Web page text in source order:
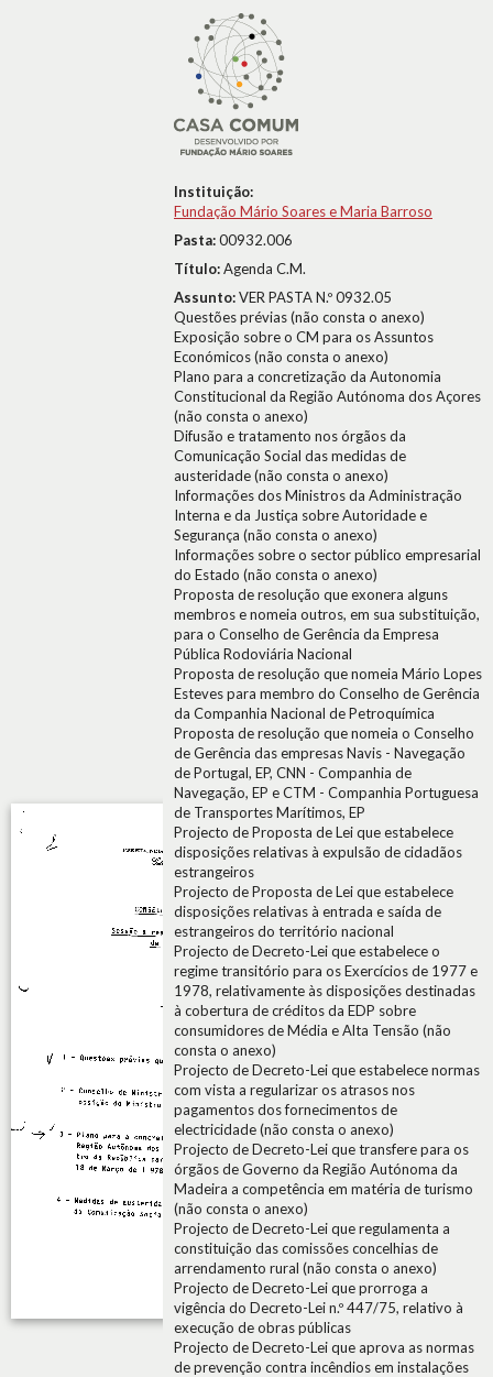
Instituição:
Fundação Mário Soares e Maria Barroso
Pasta:00932.006
Título:Agenda C.M.
Assunto:VER PASTA N.º 0932.05
Questões prévias (não consta o anexo)
Exposição sobre o CM para os Assuntos
Económicos (não consta o anexo)
Plano para a concretização da Autonomia
Constitucional da Região Autónoma dos Açores
(não consta o anexo)
Difusão e tratamento nos órgãos da
Comunicação Social das medidas de
austeridade (não consta o anexo)
Informações dos Ministros da Administração
Interna e da Justiça sobre Autoridade e
Segurança (não consta o anexo)
Informações sobre o sector público empresarial
do Estado (não consta o anexo)
Proposta de resolução que exonera alguns
membros e nomeia outros, em sua substituição,
para o Conselho de Gerência da Empresa
Pública Rodoviária Nacional
Proposta de resolução que nomeia Mário Lopes
Esteves para membro do Conselho de Gerência
da Companhia Nacional de Petroquímica
Proposta de resolução que nomeia o Conselho
de Gerência das empresas Navis - Navegação
de Portugal, EP, CNN - Companhia de
Navegação, EP e CTM - Companhia Portuguesa
de Transportes Marítimos, EP
Projecto de Proposta de Lei que estabelece
disposições relativas à expulsão de cidadãos
estrangeiros
Projecto de Proposta de Lei que estabelece
disposições relativas à entrada e saída de
estrangeiros do território nacional
Projecto de Decreto-Lei que estabelece o
regime transitório para os Exercícios de 1977 e
1978, relativamente às disposições destinadas
à cobertura de créditos da EDP sobre
consumidores de Média e Alta Tensão (não
consta o anexo)
Projecto de Decreto-Lei que estabelece normas
com vista a regularizar os atrasos nos
pagamentos dos fornecimentos de
electricidade (não consta o anexo)
Projecto de Decreto-Lei que transfere para os
órgãos de Governo da Região Autónoma da
Madeira a competência em matéria de turismo
(não consta o anexo)
Projecto de Decreto-Lei que regulamenta a
constituição das comissões concelhias de
arrendamento rural (não consta o anexo)
Projecto de Decreto-Lei que prorroga a
vigência do Decreto-Lei n.º 447/75, relativo à
execução de obras públicas
Projecto de Decreto-Lei que aprova as normas
de prevenção contra incêndios em instalações